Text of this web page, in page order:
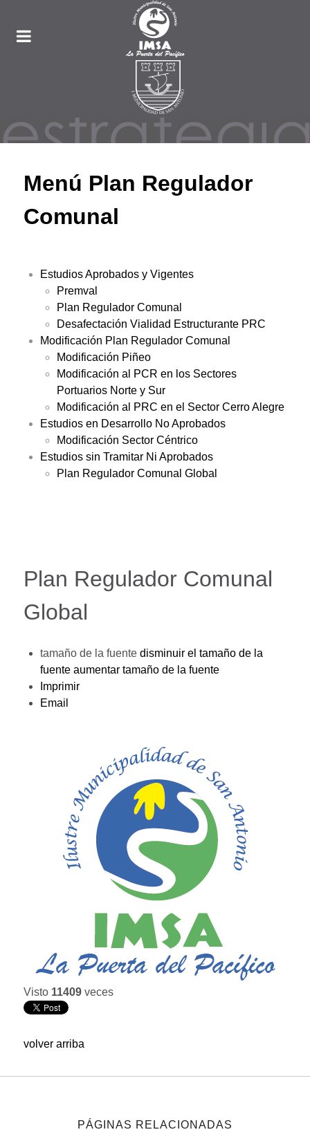
Menú Plan Regulador
Comunal
Estudios Aprobados y Vigentes
Premval
Plan Regulador Comunal
Desafectación Vialidad Estructurante PRC
Modificación Plan Regulador Comunal
Modificación Piñeo
Modificación al PCR en los Sectores
Portuarios Norte y Sur
Modificación al PRC en el Sector Cerro Alegre
Estudios en Desarrollo No Aprobados
Modificación Sector Céntrico
Estudios sin Tramitar Ni Aprobados
Plan Regulador Comunal Global
Plan Regulador Comunal
Global
tamaño de la fuente disminuir el tamaño de la
fuente aumentar tamaño de la fuente
Imprimir
Email
Visto 11409 veces
volver arriba
PÁGINAS RELACIONADAS